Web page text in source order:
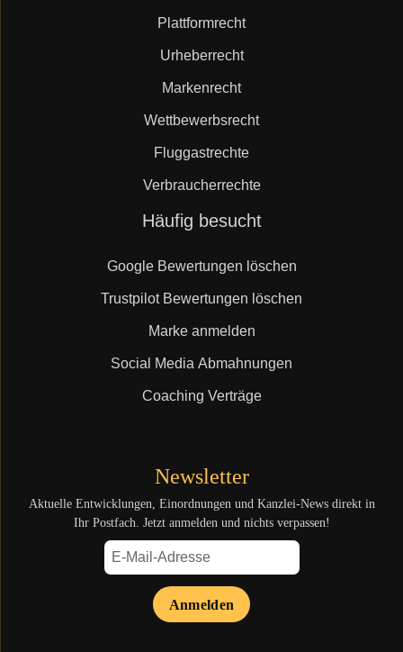
Plattformrecht
Urheberrecht
Markenrecht
Wettbewerbsrecht
Fluggastrechte
Verbraucherrechte
Häufig besucht
Google Bewertungen löschen
Trustpilot Bewertungen löschen
Marke anmelden
Social Media Abmahnungen
Coaching Verträge
Newsletter
Aktuelle Entwicklungen, Einordnungen und Kanzlei-News direkt in
Ihr Postfach. Jetzt anmelden und nichts verpassen!
Anmelden